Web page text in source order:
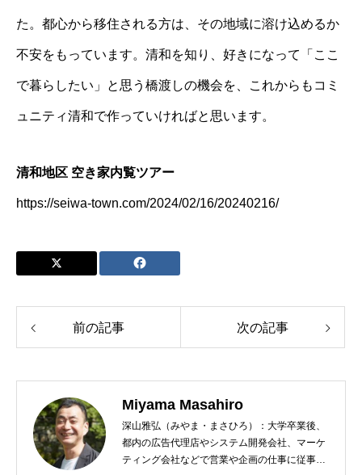
た。都心から移住される方は、その地域に溶け込めるか
不安をもっています。清和を知り、好きになって「ここ
で暮らしたい」と思う橋渡しの機会を、これからもコミ
ュニティ清和で作っていければと思います。
清和地区 空き家内覧ツアー
https://seiwa-town.com/2024/02/16/20240216/
前の記事 次の記事
Miyama Masahiro
深山雅弘（みやま・まさひろ）：大学卒業後、
都内の広告代理店やシステム開発会社、マーケ
ティング会社などで営業や企画の仕事に従事。